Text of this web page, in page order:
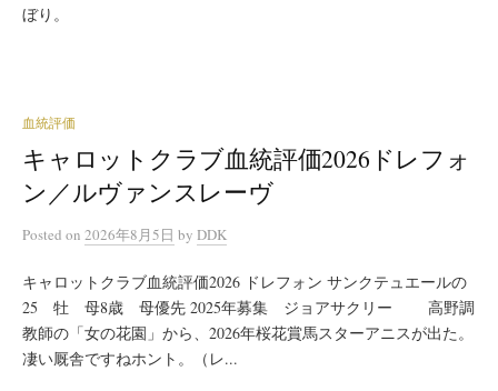
ぼり。
血統評価
キャロットクラブ血統評価2026ドレフォ
ン／ルヴァンスレーヴ
Posted on 2026年8月5日 by DDK
キャロットクラブ血統評価2026 ドレフォン サンクテュエールの
25 牡 母8歳 母優先 2025年募集 ジョアサクリー 高野調
教師の「女の花園」から、2026年桜花賞馬スターアニスが出た。
凄い厩舎ですねホント。（レ...